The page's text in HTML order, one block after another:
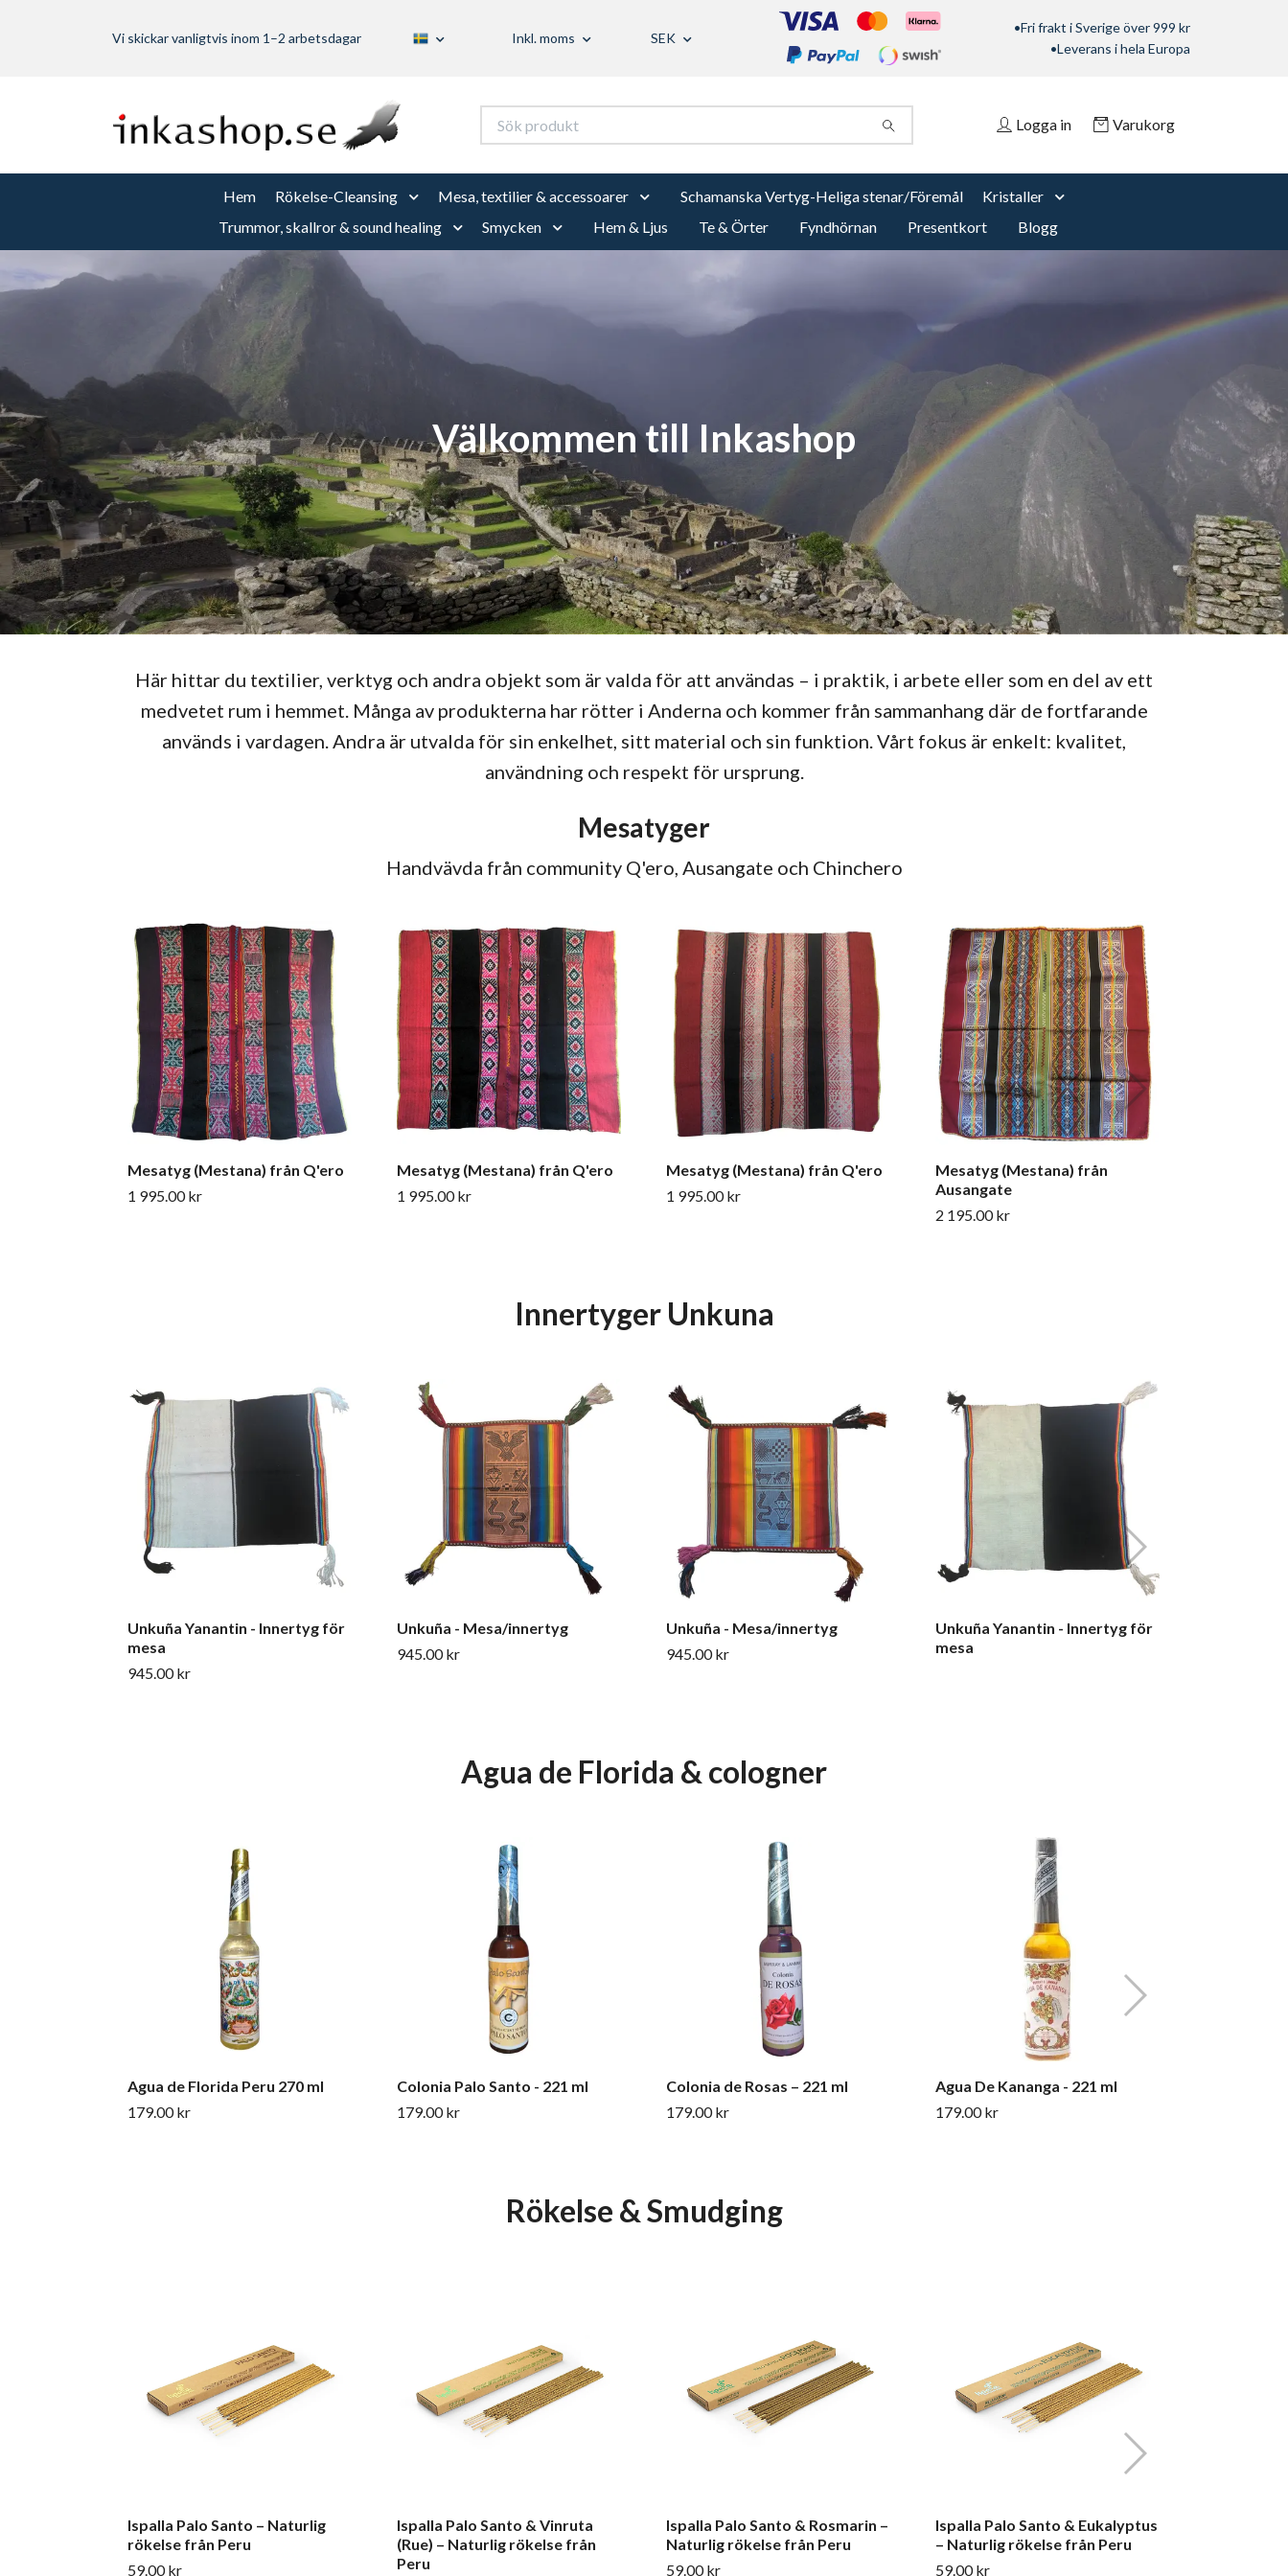
Vi skickar vanligtvis inom 1–2 arbetsdagar Inkl. moms SEK
•Fri frakt i Sverige över 999 kr
•Leverans i hela Europa
Logga in Varukorg
Hem Rökelse-Cleansing Mesa, textilier & accessoarer Schamanska Vertyg-Heliga stenar/Föremål
Kristaller
Trummor, skallror & sound healing
Smycken Hem & Ljus Te & Örter Fyndhörnan Presentkort Blogg
Välkommen till Inkashop
Här hittar du textilier, verktyg och andra objekt som är valda för att användas – i praktik, i arbete eller som en del av ett
medvetet rum i hemmet. Många av produkterna har rötter i Anderna och kommer från sammanhang där de fortfarande
används i vardagen. Andra är utvalda för sin enkelhet, sitt material och sin funktion. Vårt fokus är enkelt: kvalitet,
användning och respekt för ursprung.
Mesatyger
Handvävda från community Q'ero, Ausangate och Chinchero
Mesatyg (Mestana) från Q'ero
1 995.00 kr
Mesatyg (Mestana) från Q'ero
1 995.00 kr
Mesatyg (Mestana) från Q'ero
1 995.00 kr
Mesatyg (Mestana) från
Ausangate
2 195.00 kr
Innertyger Unkuna
Unkuña Yanantin - Innertyg för
mesa
945.00 kr
Unkuña - Mesa/innertyg
945.00 kr
Unkuña - Mesa/innertyg
945.00 kr
Unkuña Yanantin - Innertyg för
mesa
Agua de Florida & cologner
Agua de Florida Peru 270 ml
179.00 kr
Colonia Palo Santo - 221 ml
179.00 kr
Colonia de Rosas – 221 ml
179.00 kr
Agua De Kananga - 221 ml
179.00 kr
Rökelse & Smudging
Ispalla Palo Santo – Naturlig
rökelse från Peru
59.00 kr
Ispalla Palo Santo & Vinruta
(Rue) – Naturlig rökelse från
Peru
Ispalla Palo Santo & Rosmarin –
Naturlig rökelse från Peru
59.00 kr
Ispalla Palo Santo & Eukalyptus
– Naturlig rökelse från Peru
59.00 kr